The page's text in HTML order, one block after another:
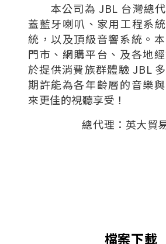
本公司為 JBL 台灣總代
蓋藍牙喇叭、家用工程系
統，以及頂級音響系統。
門市、網購平台、及各地
於提供消費族群體驗 JBL
期許能為各年齡層的音樂
來更佳的視聽享受！
總代理：英大貿
檔案下載